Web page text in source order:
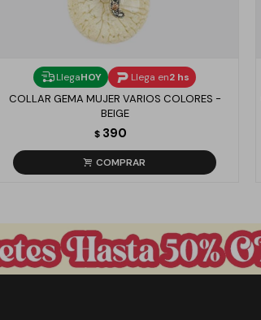
LlegaHOY Llega en2 hs
COLLAR GEMA MUJER VARIOS COLORES -
BEIGE
$ 390